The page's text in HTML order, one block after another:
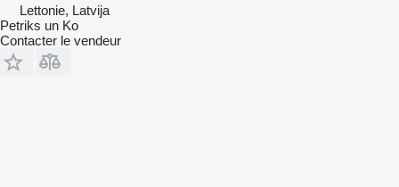
Lettonie, Latvija
Petriks un Ko
Contacter le vendeur